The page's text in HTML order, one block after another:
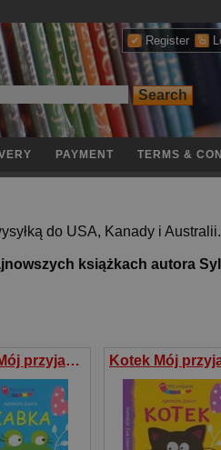
Register
PAYMENT TERMS &
do USA, Kanady i Australii.
książkach autora
Żabka Mój przyjaciel